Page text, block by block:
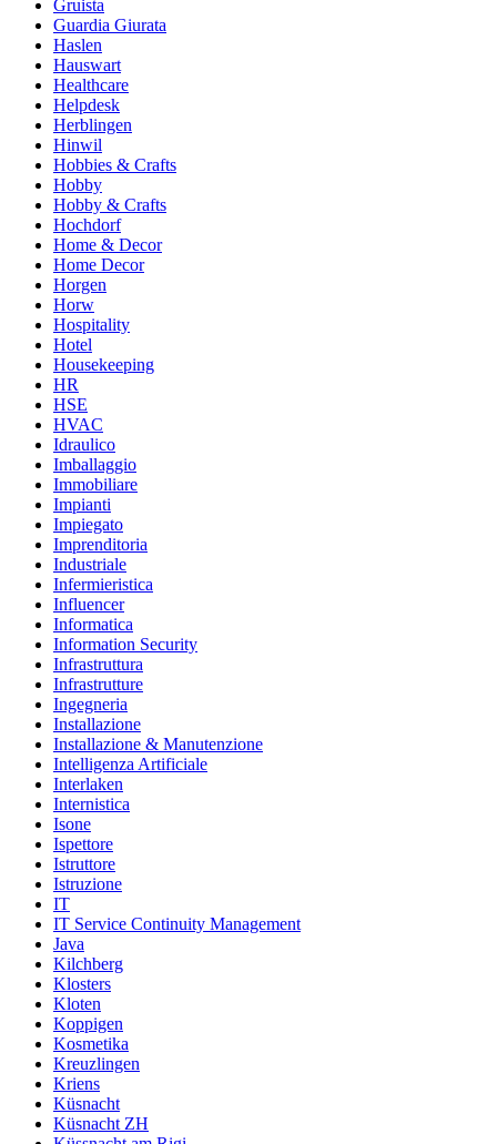
Gruista
Guardia Giurata
Haslen
Hauswart
Healthcare
Helpdesk
Herblingen
Hinwil
Hobbies & Crafts
Hobby
Hobby & Crafts
Hochdorf
Home & Decor
Home Decor
Horgen
Horw
Hospitality
Hotel
Housekeeping
HR
HSE
HVAC
Idraulico
Imballaggio
Immobiliare
Impianti
Impiegato
Imprenditoria
Industriale
Infermieristica
Influencer
Informatica
Information Security
Infrastruttura
Infrastrutture
Ingegneria
Installazione
Installazione & Manutenzione
Intelligenza Artificiale
Interlaken
Internistica
Isone
Ispettore
Istruttore
Istruzione
IT
IT Service Continuity Management
Java
Kilchberg
Klosters
Kloten
Koppigen
Kosmetika
Kreuzlingen
Kriens
Küsnacht
Küsnacht ZH